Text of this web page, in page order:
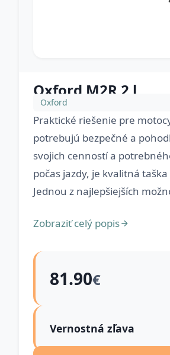
Oxford M2R 2 l
Oxford
Praktické riešenie pre
potrebujú bezpečné a
svojich cenností a
počas jazdy, je kvalitná
Jednou z najlepšiejších
Zobraziť celý popis
81.90€
Vernostná zľava